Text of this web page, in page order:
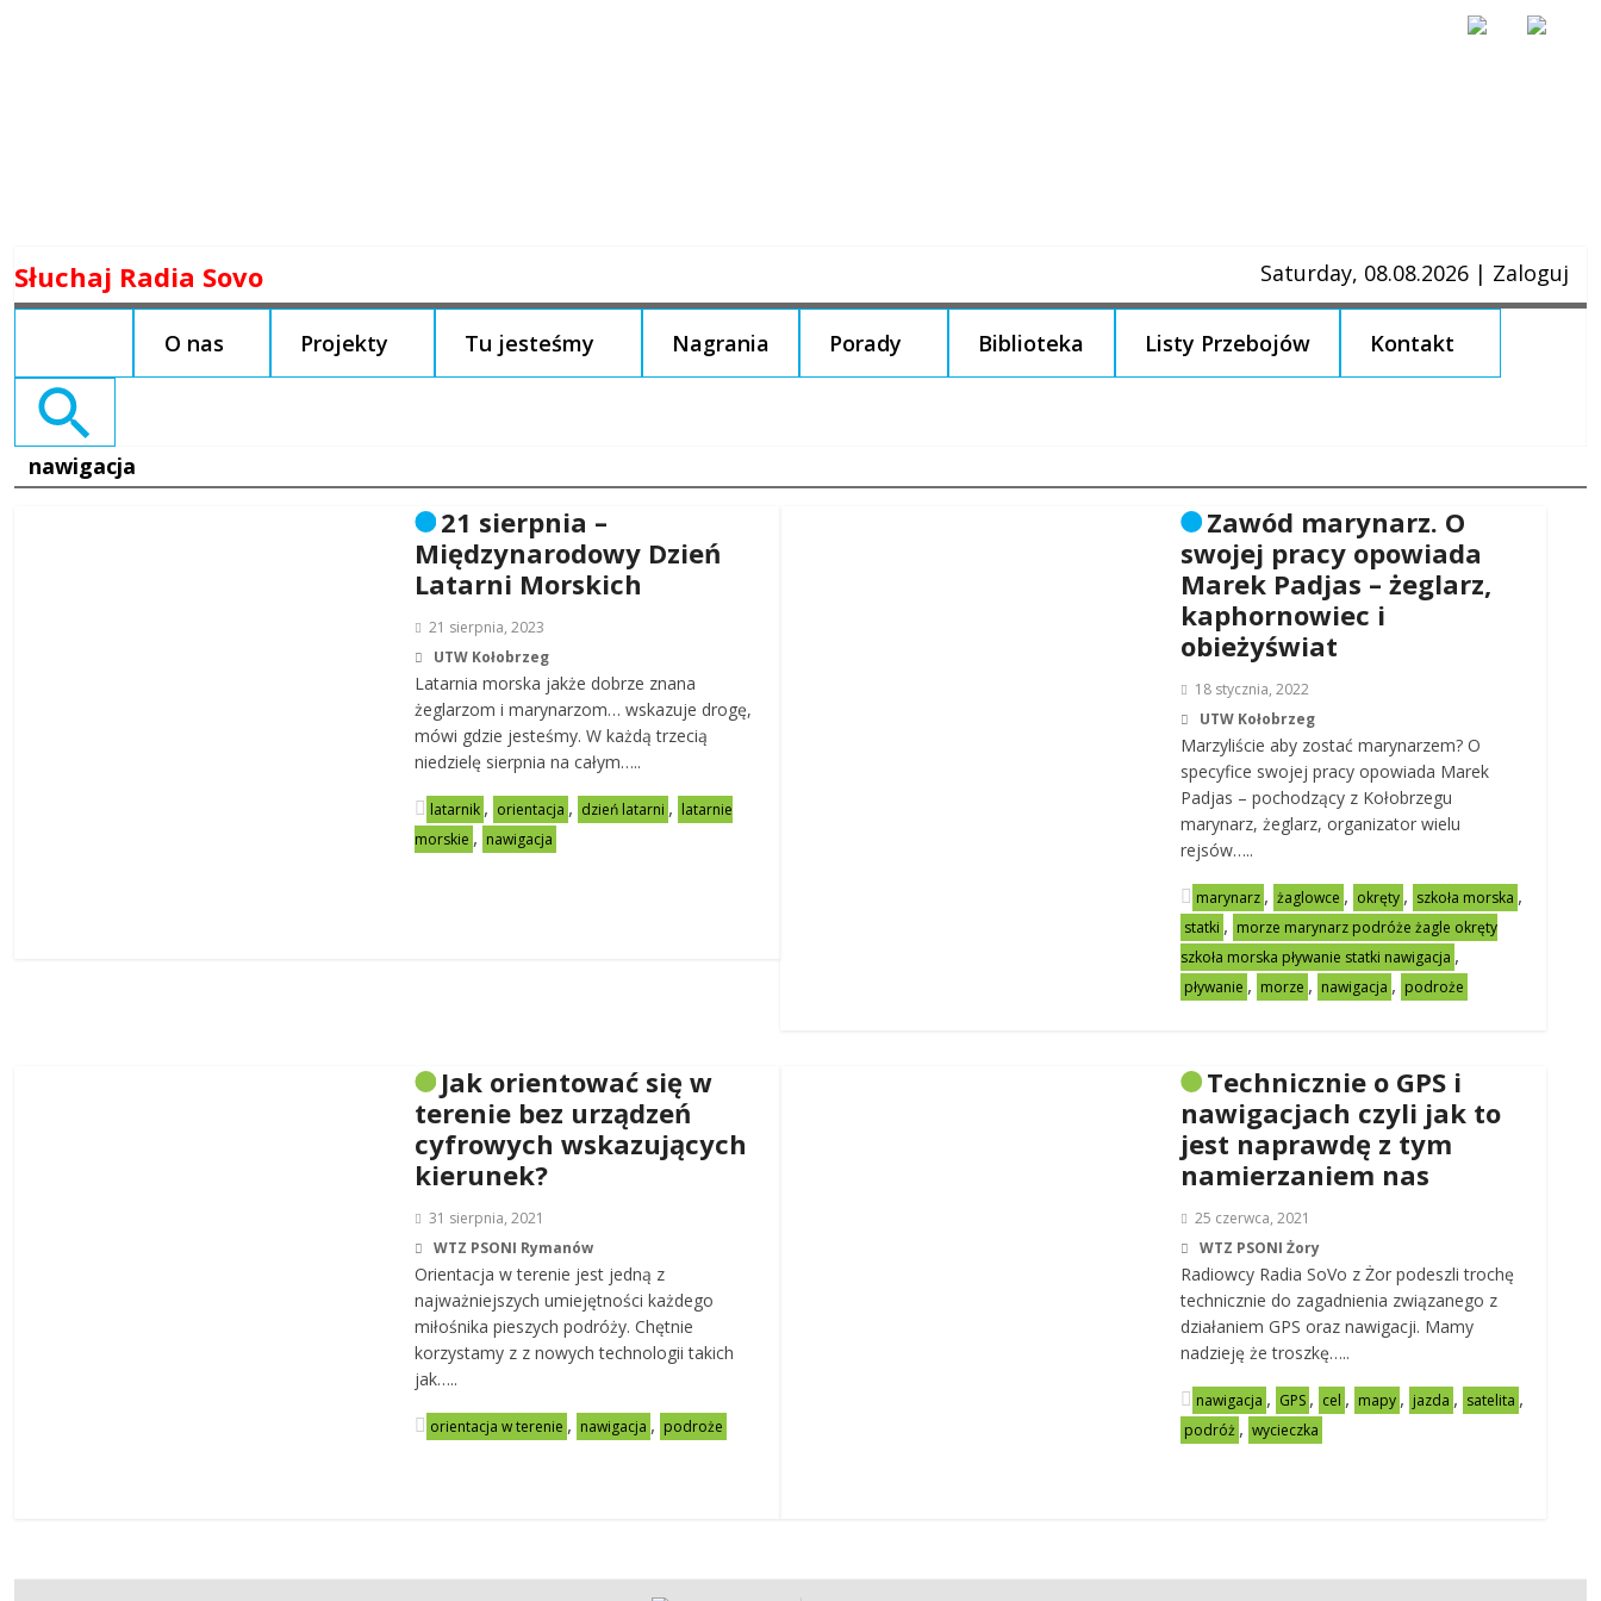
to
Słuchaj Radia Sovo Saturday, 08.08.2026 | Zaloguj
O nas Projekty Tu jesteśmy Nagrania Porady Biblioteka Listy Przebojów Kontakt
Search
nawigacja
21 sierpnia –
Międzynarodowy Dzień
Latarni Morskich
21 sierpnia, 2023
UTW Kołobrzeg
Latarnia morska jakże dobrze znana
żeglarzom i marynarzom… wskazuje drogę,
mówi gdzie jesteśmy. W każdą trzecią
niedzielę sierpnia na całym…..
latarnik , orientacja , dzień latarni , latarnie
morskie , nawigacja
Zawód marynarz. O
swojej pracy opowiada
Marek Padjas – żeglarz,
kaphornowiec i
obieżyświat
18 stycznia, 2022
UTW Kołobrzeg
Marzyliście aby zostać marynarzem? O
specyfice swojej pracy opowiada Marek
Padjas – pochodzący z Kołobrzegu
marynarz, żeglarz, organizator wielu
rejsów…..
marynarz , żaglowce , okręty , szkoła morska ,
statki , morze marynarz podróże żagle okręty
szkoła morska pływanie statki nawigacja ,
pływanie , morze , nawigacja , podroże
Jak orientować się w
terenie bez urządzeń
cyfrowych wskazujących
kierunek?
31 sierpnia, 2021
WTZ PSONI Rymanów
Orientacja w terenie jest jedną z
najważniejszych umiejętności każdego
miłośnika pieszych podróży. Chętnie
korzystamy z z nowych technologii takich
jak…..
orientacja w terenie , nawigacja , podroże
Technicznie o GPS i
nawigacjach czyli jak to
jest naprawdę z tym
namierzaniem nas
25 czerwca, 2021
WTZ PSONI Żory
Radiowcy Radia SoVo z Żor podeszli trochę
technicznie do zagadnienia związanego z
działaniem GPS oraz nawigacji. Mamy
nadzieję że troszkę…..
nawigacja , GPS , cel , mapy , jazda , satelita ,
podróż , wycieczka